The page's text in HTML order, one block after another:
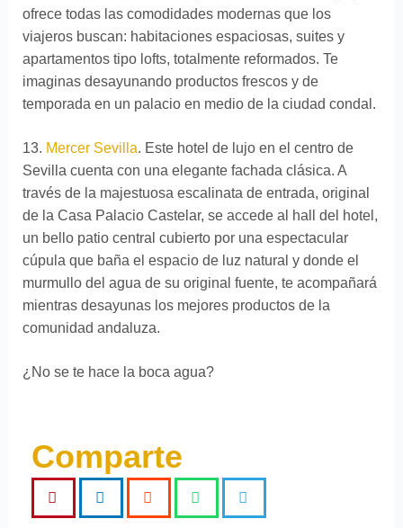
ofrece todas las comodidades modernas que los
viajeros buscan: habitaciones espaciosas, suites y
apartamentos tipo lofts, totalmente reformados. Te
imaginas desayunando productos frescos y de
temporada en un palacio en medio de la ciudad condal.
13. Mercer Sevilla. Este hotel de lujo en el centro de
Sevilla cuenta con una elegante fachada clásica. A
través de la majestuosa escalinata de entrada, original
de la Casa Palacio Castelar, se accede al hall del hotel,
un bello patio central cubierto por una espectacular
cúpula que baña el espacio de luz natural y donde el
murmullo del agua de su original fuente, te acompañará
mientras desayunas los mejores productos de la
comunidad andaluza.
¿No se te hace la boca agua?
Comparte